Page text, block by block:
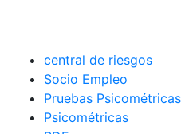
central de riesgos
Socio Empleo
Pruebas Psicométricas
Psicométricas